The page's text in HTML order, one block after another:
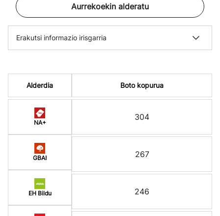
Aurrekoekin alderatu
Erakutsi informazio irisgarria
Alderdia
NA+
GBAI
EH Bildu
Boto kopurua
304
267
246